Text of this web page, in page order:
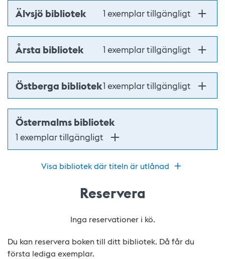
Älvsjö bibliotek 1 exemplar tillgängligt
Årsta bibliotek 1 exemplar tillgängligt
Östberga bibliotek1 exemplar tillgängligt
Östermalms bibliotek
1 exemplar tillgängligt
Visa bibliotek där titeln är utlånad
Reservera
Inga reservationer i kö.
Du kan reservera boken till ditt bibliotek. Då får du
första lediga exemplar.